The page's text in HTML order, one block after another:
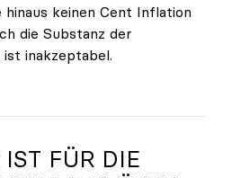
keinen Cent Inflation
die Substanz der
ist inakzeptabel.
zu demonstrieren lohnt
FÜR DIE